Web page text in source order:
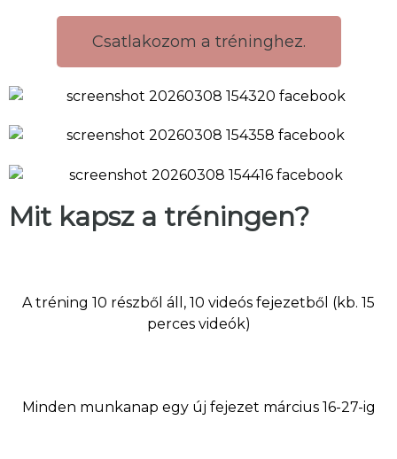
Csatlakozom a tréninghez.
Mit kapsz a tréningen?
A tréning 10 részből áll, 10 videós fejezetből (kb. 15
perces videók)
Minden munkanap egy új fejezet március 16-27-ig